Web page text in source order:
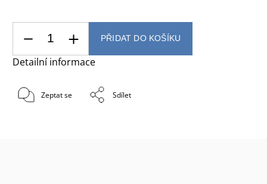
PŘIDAT DO KOŠÍKU
Detailní informace
Zeptat se Sdílet